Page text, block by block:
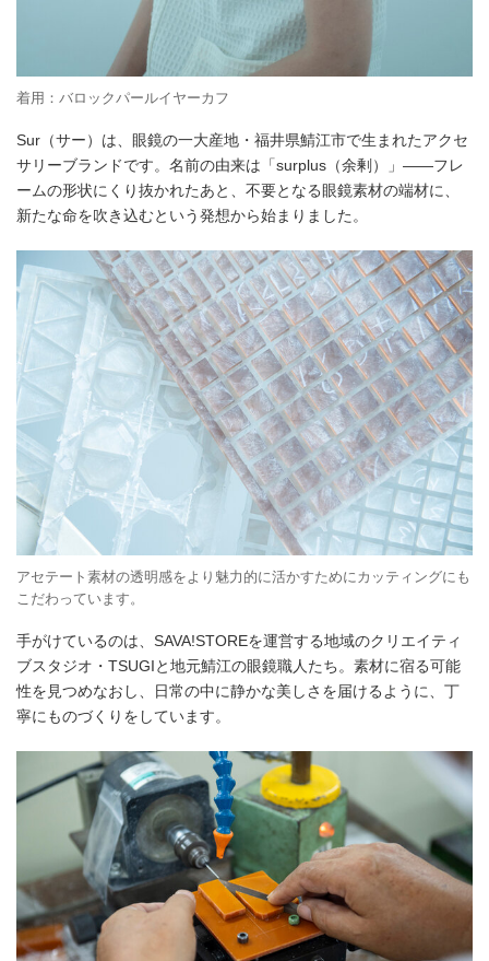
着用：バロックパールイヤーカフ
Sur（サー）は、眼鏡の一大産地・福井県鯖江市で生まれたアクセ
サリーブランドです。名前の由来は「surplus（余剰）」――フレ
ームの形状にくり抜かれたあと、不要となる眼鏡素材の端材に、
新たな命を吹き込むという発想から始まりました。
アセテート素材の透明感をより魅力的に活かすためにカッティングにも
こだわっています。
手がけているのは、SAVA!STOREを運営する地域のクリエイティ
ブスタジオ・TSUGIと地元鯖江の眼鏡職人たち。素材に宿る可能
性を見つめなおし、日常の中に静かな美しさを届けるように、丁
寧にものづくりをしています。